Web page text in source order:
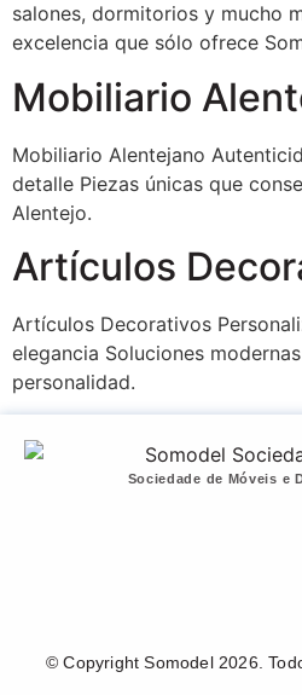
salones, dormitorios y mucho
excelencia que sólo ofrece
Mobiliario
Mobiliario Alentejano
detalle Piezas únicas que
Alentejo.
Artículos
Artículos Decorativos
elegancia Soluciones
personalidad.
Sociedade de Móveis e
© Copyright Somodel 2026.